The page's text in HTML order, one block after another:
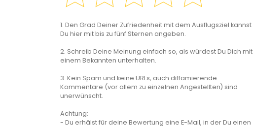
1. Den Grad Deiner Zufriedenheit mit dem Ausflugsziel kannst
Du hier mit bis zu fünf Sternen angeben.
2. Schreib Deine Meinung einfach so, als würdest Du Dich mit
einem Bekannten unterhalten.
3. Kein Spam und keine URLs, auch diffamierende
Kommentare (vor allem zu einzelnen Angestellten) sind
unerwünscht.
Achtung:
- Du erhälst für deine Bewertung eine E-Mail, in der Du einen